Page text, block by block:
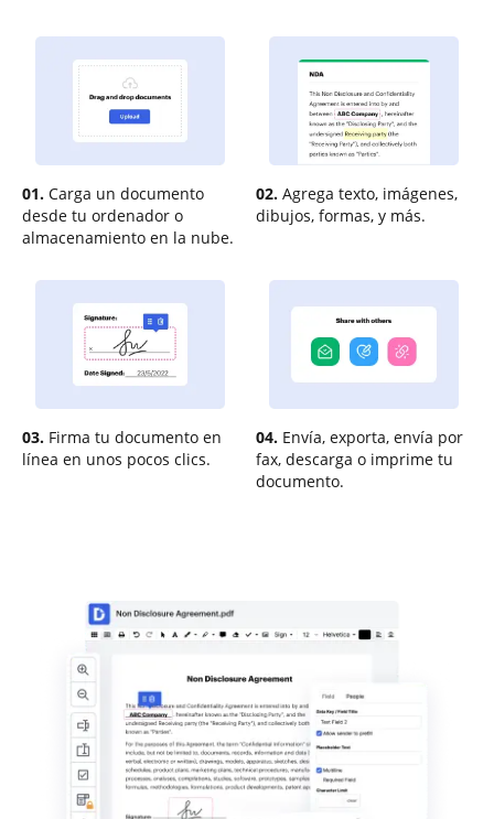
01. Carga un documento
desde tu ordenador o
almacenamiento en la nube.
02. Agrega texto, imágenes,
dibujos, formas, y más.
03. Firma tu documento en
línea en unos pocos clics.
04. Envía, exporta, envía por
fax, descarga o imprime tu
documento.